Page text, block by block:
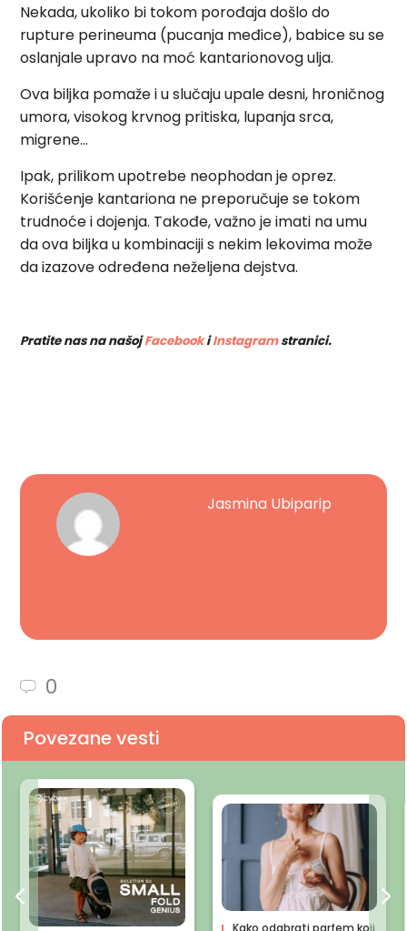
Nekada, ukoliko bi tokom porođaja došlo do
rupture perineuma (pucanja međice), babice su se
oslanjale upravo na moć kantarionovog ulja.
Ova biljka pomaže i u slučaju upale desni, hroničnog
umora, visokog krvnog pritiska, lupanja srca,
migrene…
Ipak, prilikom upotrebe neophodan je oprez.
Korišćenje kantariona ne preporučuje se tokom
trudnoće i dojenja. Takođe, važno je imati na umu
da ova biljka u kombinaciji s nekim lekovima može
da izazove određena neželjena dejstva.
Pratite nas na našojFacebookiInstagramstranici.
Jasmina Ubiparip
0
Povezane vesti
Kako odabrati parfem koji